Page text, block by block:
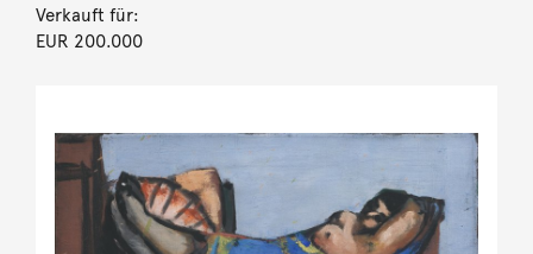
Verkauft für:
EUR 200.000